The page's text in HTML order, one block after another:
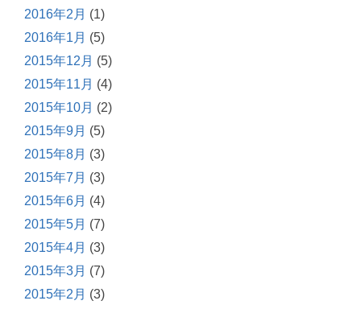
2016年2月 (1)
2016年1月 (5)
2015年12月 (5)
2015年11月 (4)
2015年10月 (2)
2015年9月 (5)
2015年8月 (3)
2015年7月 (3)
2015年6月 (4)
2015年5月 (7)
2015年4月 (3)
2015年3月 (7)
2015年2月 (3)